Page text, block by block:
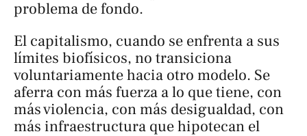
problema de fondo.
El capitalismo, cuando se enfrenta a sus
límites biofísicos, no transiciona
voluntariamente hacia otro modelo. Se
aferra con más fuerza a lo que tiene, con
más violencia, con más desigualdad, con
más infraestructura que hipotecan el